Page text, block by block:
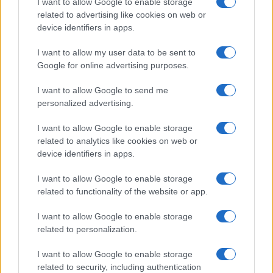
related to advertising like cookies on web or
device identifiers in apps.
I want to allow my user data to be sent to
Google for online advertising purposes.
I want to allow Google to send me
personalized advertising.
I want to allow Google to enable storage
related to analytics like cookies on web or
device identifiers in apps.
I want to allow Google to enable storage
related to functionality of the website or app.
I want to allow Google to enable storage
related to personalization.
I want to allow Google to enable storage
related to security, including authentication
per evitare una nuova escalation”, ha dichiarato
l’Eliseo. Nel frattempo, il primo ministro
britannico Keir Starmer ha fatto sapere di aver
ordinato lo spostamento di risorse militari nella
Leggi anche:
c’è dietro l’attacco di Israele
regime iraniano
L’atomica iraniana viene da lontano: chi ha
fermato Israele per vent’anni